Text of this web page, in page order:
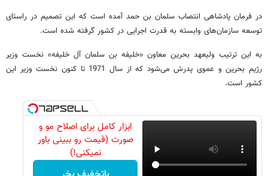
در فرمان پادشاهی انتصاب سلمان بن حمد آمده است که این تصمیم در راستای
توسعه سازمان‌های وابسته به قدرت اجرایی در کشور گرفته شده است.
به این ترتیب ولیعهد بحرین معاون «خلیفه بن سلمان آل خلیفه» نخست وزیر
رژیم بحرین و عموی پدرش می‌شود که از سال 1971 تا کنون نخست وزیر این
کشور است.
ابزار کامل برای اصلاح مو و
صورت (قیمت رو ببینی باور
نمیکنی!)